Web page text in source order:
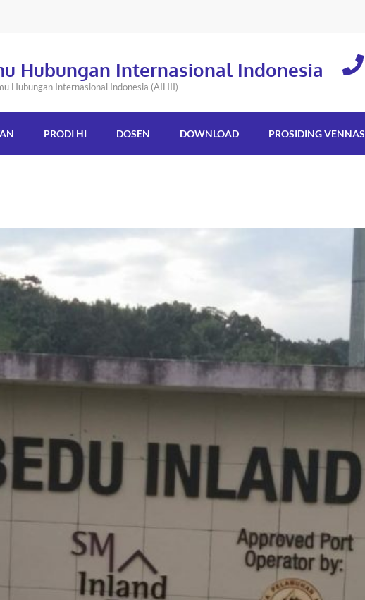
Hubungan Internasional Indonesia
Hubungan Internasional Indonesia (AIHII)
PRODI HI DOSEN DOWNLOAD PROSIDING VENNAS